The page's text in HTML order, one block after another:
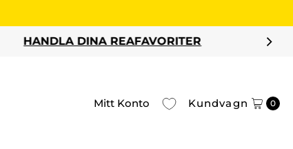
Mitt Konto Kundvagn 0